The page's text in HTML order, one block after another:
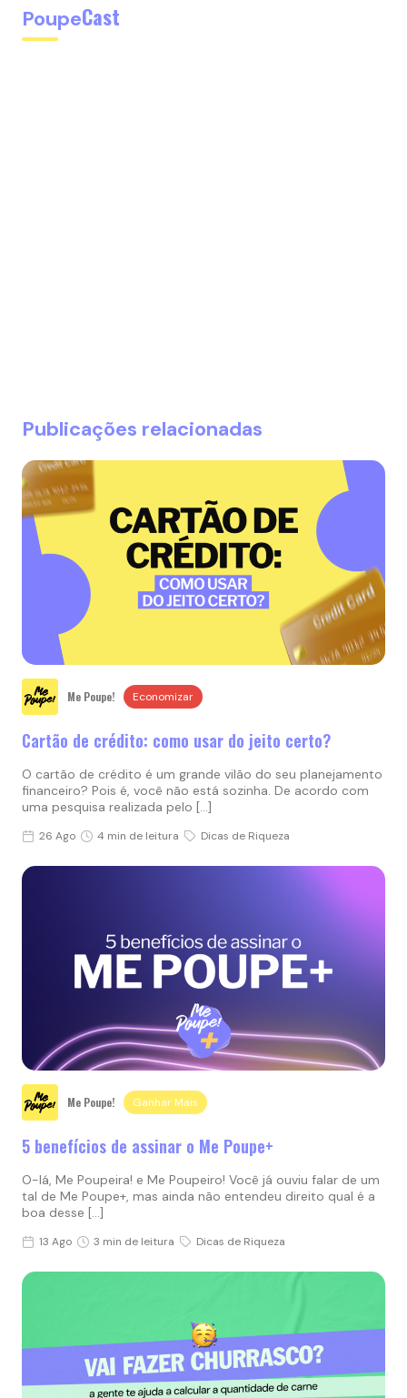
PoupeCast
Publicações relacionadas
Me Poupe! Economizar
Cartão de crédito: como usar do jeito certo?
O cartão de crédito é um grande vilão do seu planejamento
financeiro? Pois é, você não está sozinha. De acordo com
uma pesquisa realizada pelo […]
26 Ago 4 min de leitura Dicas de Riqueza
Me Poupe! Ganhar Mais
5 benefícios de assinar o Me Poupe+
O-lá, Me Poupeira! e Me Poupeiro! Você já ouviu falar de um
tal de Me Poupe+, mas ainda não entendeu direito qual é a
boa desse […]
13 Ago 3 min de leitura Dicas de Riqueza